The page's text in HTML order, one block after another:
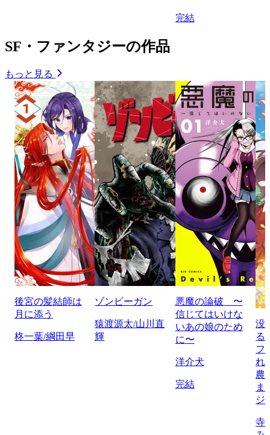
完結
SF・ファンタジーの作品
もっと見る
後宮の髪結師は
月に添う
柊一葉/綱田早
ゾンビーガン
猿渡源太/山川直
輝
悪魔の論破 〜
信じてはいけな
いあの娘のため
に〜
洋介犬
完結
没
る
フ
れ
農
ま
ジ
寺